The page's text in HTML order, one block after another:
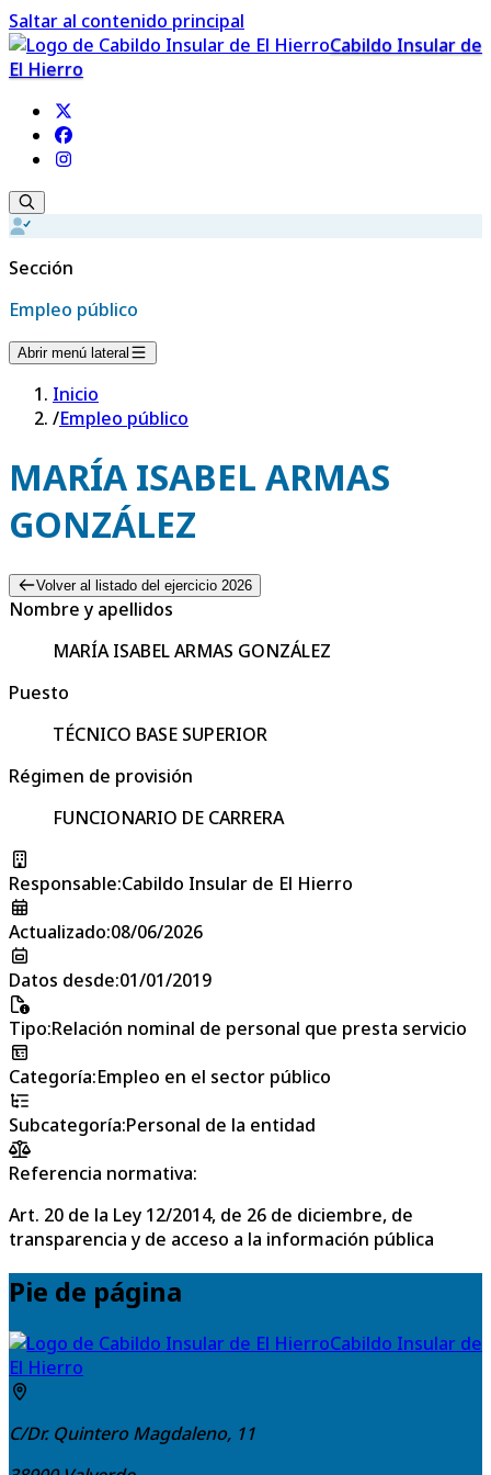
Saltar al contenido principal
Cabildo Insular de
El Hierro
Sección
Empleo público
Abrir menú lateral
Inicio
/Empleo público
MARÍA ISABEL ARMAS
GONZÁLEZ
Volver al listado del ejercicio 2026
Nombre y apellidos
MARÍA ISABEL ARMAS GONZÁLEZ
Puesto
TÉCNICO BASE SUPERIOR
Régimen de provisión
FUNCIONARIO DE CARRERA
Responsable:Cabildo Insular de El Hierro
Actualizado:08/06/2026
Datos desde:01/01/2019
Tipo:Relación nominal de personal que presta servicio
Categoría:Empleo en el sector público
Subcategoría:Personal de la entidad
Referencia normativa:
Art. 20 de la Ley 12/2014, de 26 de diciembre, de
transparencia y de acceso a la información pública
Pie de página
Cabildo Insular de
El Hierro
C/Dr. Quintero Magdaleno, 11